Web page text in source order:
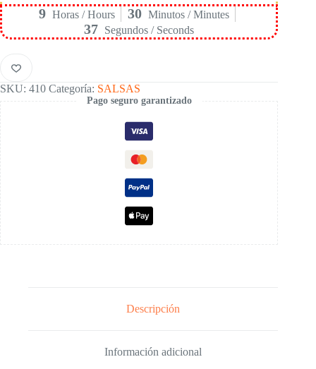
9 Horas / Hours 30 Minutos / Minutes
36 Segundos / Seconds
SKU: 410 Categoría: SALSAS
Pago seguro garantizado
Descripción
Información adicional